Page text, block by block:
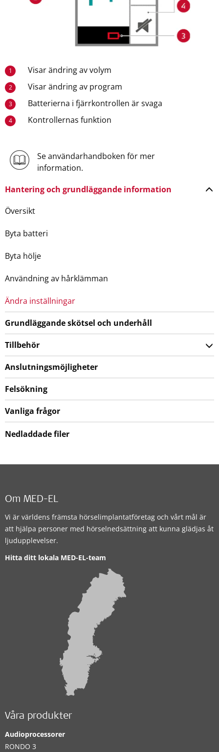
1 Visar ändring av volym
2 Visar ändring av program
3 Batterierna i fjärrkontrollen är svaga
4 Kontrollernas funktion
Se användarhandboken för mer
information.
Hantering och grundläggande information
Översikt
Byta batteri
Byta hölje
Användning av hårklämman
Ändra inställningar
Grundläggande skötsel och underhåll
Tillbehör
Anslutningsmöjligheter
Felsökning
Vanliga frågor
Nedladdade filer
Om MED-EL
Vi är världens främsta hörselimplantatföretag och vårt mål är
att hjälpa personer med hörselnedsättning att kunna glädjas åt
ljudupplevelser.
Hitta ditt lokala MED-EL-team
Våra produkter
Audioprocessorer
RONDO 3